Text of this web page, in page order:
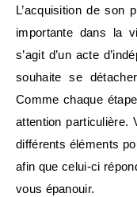
L’acquisition de son premier logement constitue une étape
importante dans la
s’agit d’un acte
souhaite se
Comme chaque
attention particulière.
différents éléments
afin que celui-ci
vous épanouir.